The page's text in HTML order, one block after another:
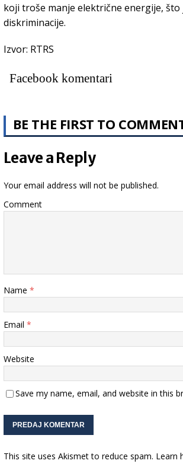
koji troše manje električne energije,
diskriminacije.
Izvor: RTRS
Facebook komentari
BE THE FIRST TO
Leave a Reply
Your email address will not be published.
Comment
Name *
Email *
Website
Save my name, email, and website in this
This site uses Akismet to reduce spam. Learn